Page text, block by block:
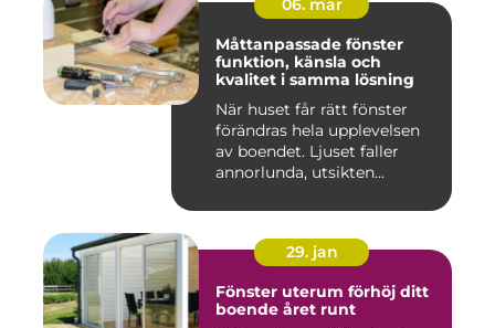
06. mar
Måttanpassade fönster
funktion, känsla och
kvalitet i samma lösning
När huset får rätt fönster
förändras hela upplevelsen
av boendet. Ljuset faller
annorlunda, utsikten...
29. jan
Fönster uterum förhöj ditt
boende året runt